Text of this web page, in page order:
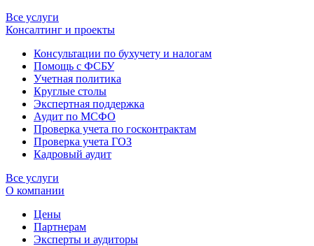
Все услуги
Консалтинг и проекты
Консультации по бухучету и налогам
Помощь с ФСБУ
Учетная политика
Круглые столы
Экспертная поддержка
Аудит по МСФО
Проверка учета по госконтрактам
Проверка учета ГОЗ
Кадровый аудит
Все услуги
О компании
Цены
Партнерам
Эксперты и аудиторы